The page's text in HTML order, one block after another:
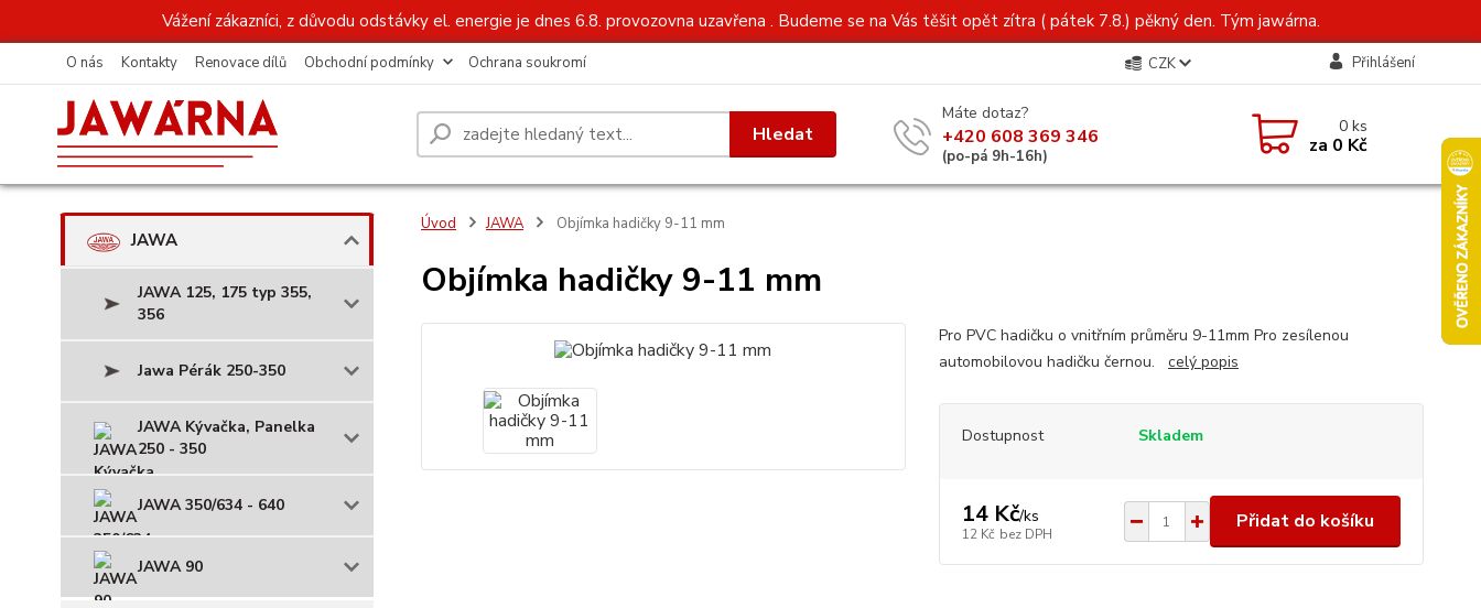
Vážení zákazníci, z důvodu odstávky el. energie je dnes 6.8. provozovna uzavřena . Budeme se na Vás těšit opět zítra ( pátek 7.8.) pěkný den. Tým jawárna.
O nás Kontakty Renovace dílů Obchodní podmínky Ochrana soukromí CZK Přihlášení
Hledat
Máte dotaz?
+420 608 369 346
(po-pá 9h-16h)
0ks
za 0 Kč
JAWA
JAWA 125, 175 typ 355,
356
Jawa Pérák 250-350
JAWA Kývačka, Panelka
250 - 350
JAWA 350/634 - 640
JAWA 90
Úvod JAWA Objímka hadičky 9-11 mm
Objímka hadičky 9-11 mm
Pro PVC hadičku o vnitřním průměru 9-11mm Pro zesílenou
automobilovou hadičku černou. celý popis
Dostupnost Skladem
14 Kč/ks
12 Kč bez DPH
Přidat do košíku